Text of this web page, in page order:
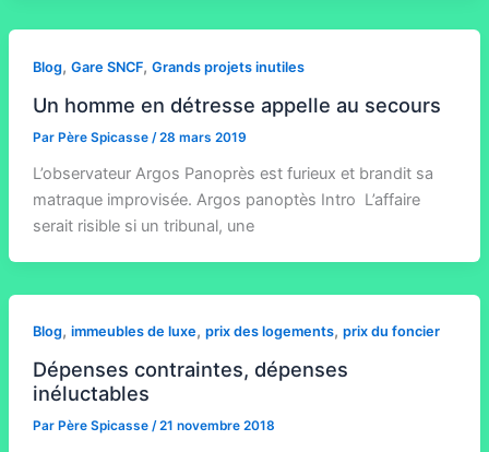
Blog, Gare SNCF, Grands projets inutiles
Un homme en détresse appelle au secours
Par Père Spicasse /28 mars 2019
L’observateur Argos Panoprès est furieux et brandit sa
matraque improvisée. Argos panoptès Intro L’affaire
serait risible si un tribunal, une
Blog, immeubles de luxe, prix des logements, prix du foncier
Dépenses contraintes, dépenses
inéluctables
Par Père Spicasse /21 novembre 2018